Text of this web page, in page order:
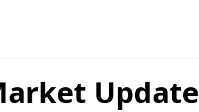
Update